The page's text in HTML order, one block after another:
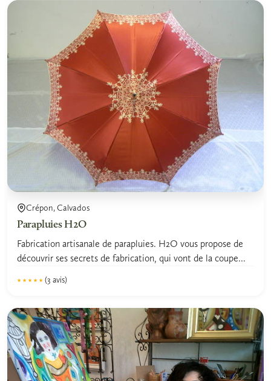
Crépon, Calvados
Parapluies H2O
Fabrication artisanale de parapluies. H2O vous propose de
découvrir ses secrets de fabrication, qui vont de la coupe...
★★★★★
★★★★★ (3 avis)